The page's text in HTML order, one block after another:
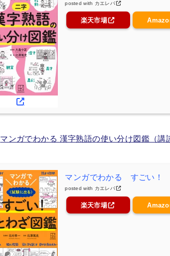
posted with カエレバ
楽天市場
マンガでわかる 漢字熟語の使い分け図鑑（講
マンガでわかる すごい！
posted with カエレバ
楽天市場